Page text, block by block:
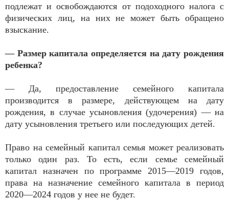
подлежат и освобождаются от подоходного налога с
физических лиц, на них не может быть обращено
взыскание.
— Размер капитала определяется на дату рождения
ребенка?
— Да, предоставление семейного капитала
производится в размере, действующем на дату
рождения, в случае усыновления (удочерения) — на
дату усыновления третьего или последующих детей.
Право на семейный капитал семья может реализовать
только один раз. То есть, если семье семейный
капитал назначен по программе 2015—2019 годов,
права на назначение семейного капитала в период
2020—2024 годов у нее не будет.